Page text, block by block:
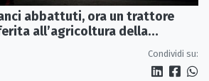
abbattuti, ora un trattore
all’agricoltura della
Condividi su: